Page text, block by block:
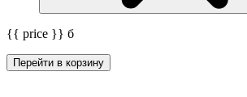
{{ price }} б
Перейти в корзину